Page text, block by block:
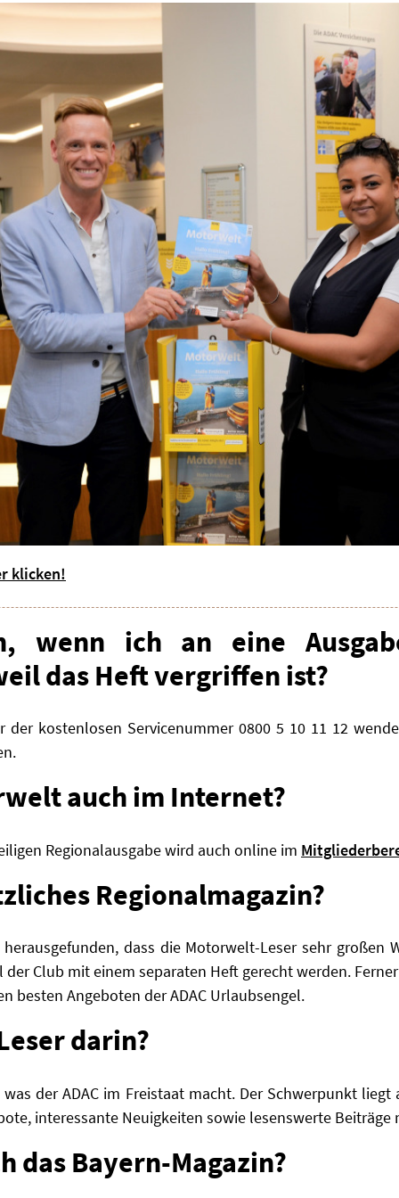
klicken!
wenn ich an eine
das Heft vergriffen ist?
der kostenlosen Servicenummer 0800 5 10 11 12
auch im Internet?
Regionalausgabe wird auch online im
Regionalmagazin?
dass die Motorwelt-Leser sehr großen
Club mit einem separaten Heft gerecht werden.
besten Angeboten der ADAC Urlaubsengel.
darin?
der ADAC im Freistaat macht. Der Schwerpunkt
interessante Neuigkeiten sowie lesenswerte Beiträge
das Bayern-Magazin?